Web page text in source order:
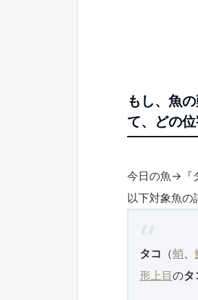
もし、魚
て、どの
今日の魚→『
以下対象魚の
タコ （蛸、
形上目のタ